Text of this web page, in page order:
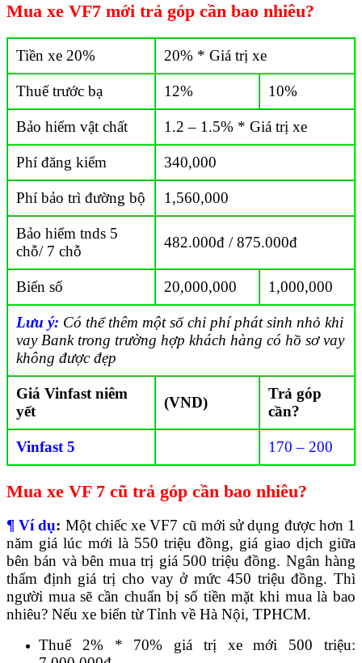
Mua xe VF7 mới trả góp cần bao nhiêu?
Tiền xe 20% 20% * Giá trị xe
Thuế trước bạ 12% 10%
Bảo hiểm vật chất 1.2 – 1.5% * Giá trị xe
Phí đăng kiểm 340,000
Phí bảo trì đường bộ 1,560,000
Bảo hiểm tnds 5
chỗ/ 7 chỗ
482.000đ / 875.000đ
Biển số 20,000,000 1,000,000
Lưu ý: Có thể thêm một số chi phí phát sinh nhỏ khi
vay Bank trong trường hợp khách hàng có hồ sơ vay
không được đẹp
Giá Vinfast niêm
yết
(VND)
Trả góp
cần?
Vinfast 5 170 – 200
Mua xe VF 7 cũ trả góp cần bao nhiêu?
¶ Ví dụ: Một chiếc xe VF7 cũ mới sử dụng được hơn 1
năm giá lúc mới là 550 triệu đồng, giá giao dịch giữa
bên bán và bên mua trị giá 500 triệu đồng. Ngân hàng
thẩm định giá trị cho vay ở mức 450 triệu đồng. Thì
người mua sẽ cần chuẩn bị số tiền mặt khi mua là bao
nhiêu? Nếu xe biển từ Tỉnh về Hà Nội, TPHCM.
Thuế 2% * 70% giá trị xe mới 500 triệu: